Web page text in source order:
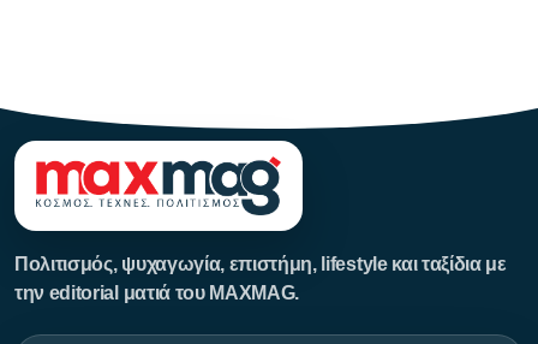
Πολιτισμός, ψυχαγωγία, επιστήμη, lifestyle και ταξίδια με
την editorial ματιά του MAXMAG.